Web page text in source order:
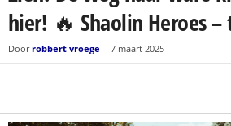
hier! 🔥 Shaolin Heroes
Door robbert vroege - 7 maart 2025